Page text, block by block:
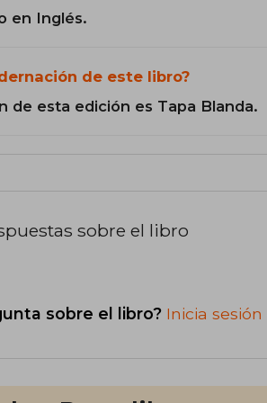
en Inglés.
de este libro?
de esta edición es Tapa Blanda.
sobre el libro
sobre el libro? Inicia sesión